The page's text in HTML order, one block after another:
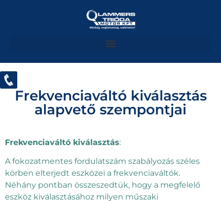
Frekvenciaváltó kiválasztás
alapvető szempontjai
Frekvenciaváltó kiválasztás:
A fokozatmentes fordulatszám szabályozás széles
körben elterjedt eszközei a frekvenciaváltók.
Néhány pontban összeszedtük, hogy a megfelelő
eszköz kiválasztásához milyen műszaki